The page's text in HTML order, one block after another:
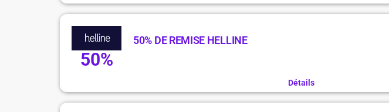
50%
50% DE REMISE HELLINE
Détails